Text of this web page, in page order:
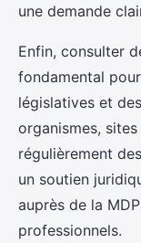
une demande
Enfin, consulter
fondamental
législatives et
organismes,
régulièrement
un soutien
auprès de la
professionnels.